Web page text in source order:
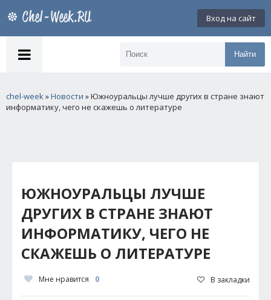
Вход на сайт
Найти
chel-week»Новости » Южноуральцы лучше других в стране знают
информатику, чего не скажешь о литературе
ЮЖНОУРАЛЬЦЫ ЛУЧШЕ
ДРУГИХ В СТРАНЕ ЗНАЮТ
ИНФОРМАТИКУ, ЧЕГО НЕ
СКАЖЕШЬ О ЛИТЕРАТУРЕ
Мне нравится 0 В закладки